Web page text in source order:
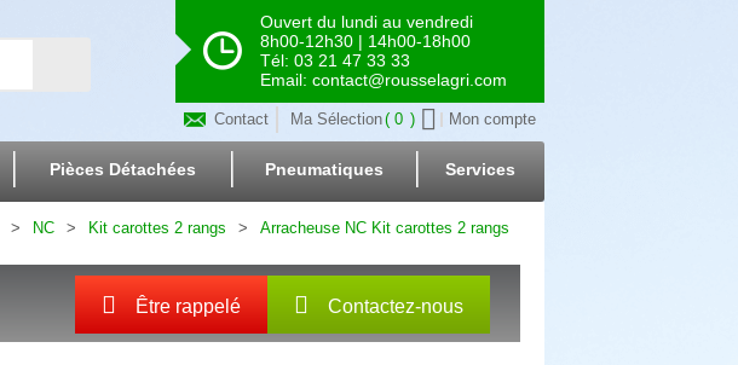
Ouvert du lundi au vendredi
8h00-12h30 | 14h00-18h00
Tél: 03 21 47 33 33
Email: contact@rousselagri.com
Contact Ma Sélection 0 Mon compte
Pièces Détachées Pneumatiques Services
NC Kit carottes 2 rangs Arracheuse NC Kit carottes 2 rangs
Être rappelé Contactez-nous